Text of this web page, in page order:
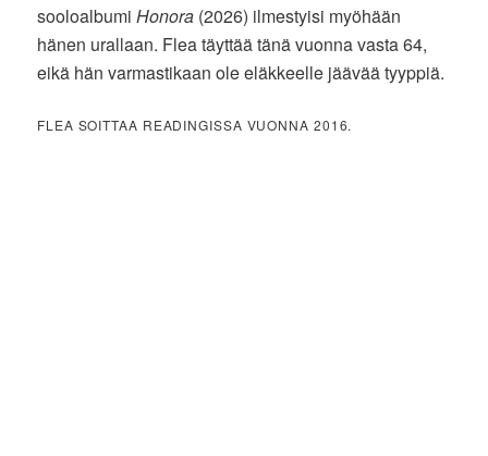
sooloalbumiHonora (2026) ilmestyisi myöhään
hänen urallaan. Flea täyttää tänä vuonna vasta 64,
eikä hän varmastikaan ole eläkkeelle jäävää tyyppiä.
FLEA SOITTAA READINGISSA VUONNA 2016.